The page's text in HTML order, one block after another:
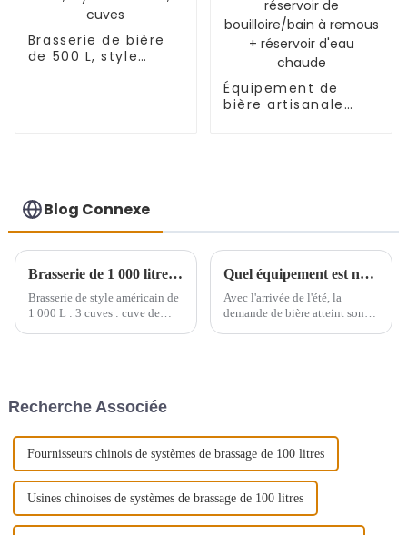
Brasserie de bière
de 500 L, style
Équipement de
bière artisanale
Blog Connexe
Brasserie de 1 000 litres en Argentine
Brasserie de style américain de
1 000 L : 3 cuves : cuve de
Quel équipement est nécessaire pour fabriquer de la bière artisanale ?
Avec l'arrivée de l'été, la
demande de bière atteint son
Recherche Associée
Fournisseurs chinois de systèmes de brassage de 100 litres
Usines chinoises de systèmes de brassage de 100 litres